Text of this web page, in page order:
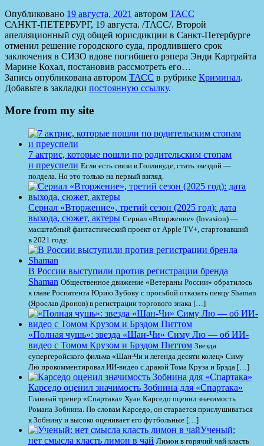
Опубликовано 19 августа, 2021 автором ТАСС
САНКТ-ПЕТЕРБУРГ, 19 августа. /ТАСС/. Второй
апелляционный суд общей юрисдикции в Санкт-Петербурге
отменил решение городского суда, продлившего срок
заключения в СИЗО вдове погибшего рэпера Энди Картрайта
Марине Кохал, постановив рассмотреть его…
Запись опубликована автором ТАСС в рубрике Криминал.
Добавьте в закладки постоянную ссылку.
More from my site
7 актрис, которые пошли по родительским стопам
и преуспели Если есть связи в Голливуде, стать звездой —
полдела. Но это только на первый взгляд.
Сериал «Вторжение», третий сезон (2025 год): дата
выхода, сюжет, актеры Сериал «Вторжение» (Invasion) —
масштабный фантастический проект от Apple TV+, стартовавший
в 2021 году.
В России выступили против регистрации бренда
Shaman Общественное движение «Ветераны России» обратилось
к главе Роспатента Юрию Зубову с просьбой отказать певцу Shaman
(Ярослав Дронов) в регистрации торгового знака […]
«Полная чушь»: звезда «Шан-Чи» Симу Лю — об ИИ-
видео с Томом Крузом и Брэдом Питтом Звезда
супергеройского фильма «Шан-Чи и легенда десяти колец» Симу
Лю прокомментировал ИИ-видео с дракой Тома Круза и Брэда […]
Карседо оценил значимость Зобнина для «Спартака»
Главный тренер «Спартака» Хуан Карседо оценил значимость
Романа Зобнина. По словам Карседо, он старается прислушиваться
к Зобнину и высоко оценивает его футбольные […]
Ученый:
нет смысла класть лимон в чай Лимон в горячий чай класть